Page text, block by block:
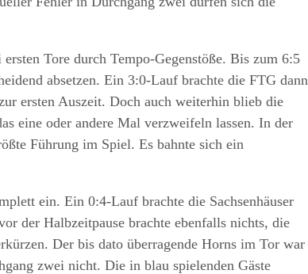
Tore durch Tempo-Gegenstöße. Bis zum 6:5
absetzen. Ein 3:0-Lauf brachte die FTG dann
ersten Auszeit. Doch auch weiterhin blieb die
eine oder andere Mal verzweifeln lassen. In der
Führung im Spiel. Es bahnte sich ein
ein. Ein 0:4-Lauf brachte die Sachsenhäuser
der Halbzeitpause brachte ebenfalls nichts, die
Der bis dato überragende Horns im Tor war
zwei nicht. Die in blau spielenden Gäste